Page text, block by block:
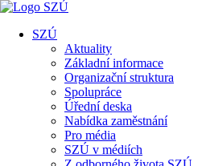
SZÚ
Aktuality
Základní informace
Organizační struktura
Spolupráce
Úřední deska
Nabídka zaměstnání
Pro média
SZÚ v médiích